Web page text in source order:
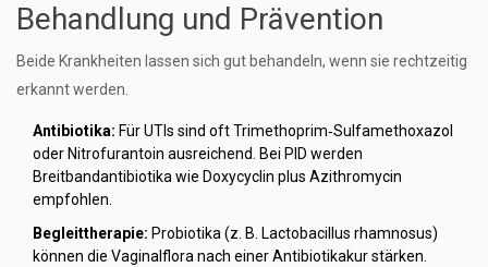
Behandlung und Prävention
Beide Krankheiten lassen sich gut behandeln, wenn sie rechtzeitig
erkannt werden.
Antibiotika: Für UTIs sind oft Trimethoprim‑Sulfamethoxazol
oder Nitrofurantoin ausreichend. Bei PID werden
Breitbandantibiotika wie Doxycyclin plus Azithromycin
empfohlen.
Begleittherapie: Probiotika (z. B. Lactobacillus rhamnosus)
können die Vaginalflora nach einer Antibiotikakur stärken.